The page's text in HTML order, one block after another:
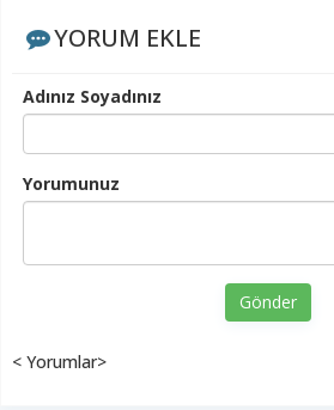
YORUM EKLE
Adınız Soyadınız
Yorumunuz
Gönder
< Yorumlar>